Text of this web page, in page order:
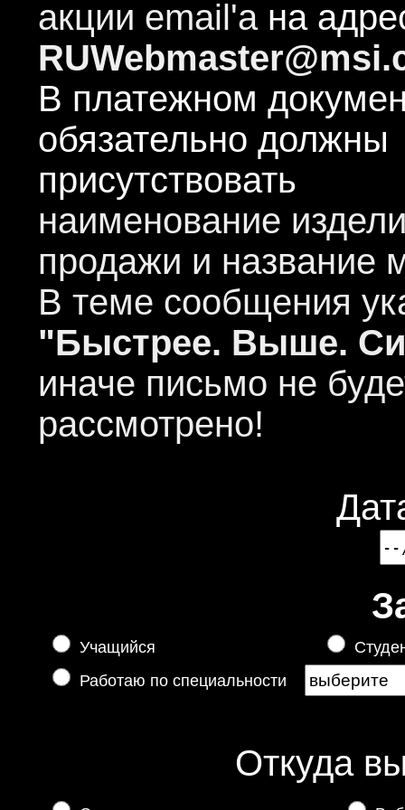
акции email'aна
В платежном
обязательно должны
присутствовать
наименование
продажи и название
В теме сообщения
"Быстрее. Выше.
иначе письмо не
рассмотрено!
Учащийся
Работаю по специальности
Откуда